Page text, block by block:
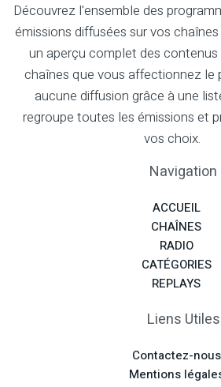
Découvrez l'ensemble des
émissions diffusées sur vos
un aperçu complet des
chaînes que vous affectionnez le
aucune diffusion grâce à une
regroupe toutes les émissions et
vos choix.
Navigation
ACCUEIL
CHAÎNES
RADIO
CATÉGORIES
REPLAYS
Liens Utiles
Contactez-nous
Mentions